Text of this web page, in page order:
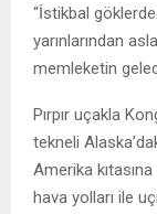
“İstikbal
yarınlarından
memleketin
Pırpır uçakla
tekneli
Amerika
hava yolları ile